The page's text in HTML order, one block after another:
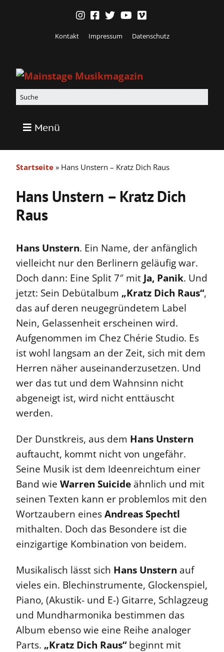
Kontakt Impressum Datenschutz
Menü
Startseite » Hans Unstern – Kratz Dich Raus
Hans Unstern – Kratz Dich
Raus
Hans Unstern. Ein Name, der anfänglich
vielleicht nur den Berlinern geläufig war.
Doch dann: Eine Split 7″ mit Ja, Panik. Und
jetzt: Sein Debütalbum „Kratz Dich Raus“,
das auf deren neugegründetem Label
Nein, Gelassenheit erscheinen wird.
Aufgenommen im Chez Chérie Studio. Es
ist wohl langsam an der Zeit, sich mit dem
Herren näher auseinanderzusetzen. Und
wer das tut und dem Wahnsinn nicht
abgeneigt ist, wird nicht enttäuscht
werden.
Der Dunstkreis, aus dem Hans Unstern
auftaucht, kommt nicht von ungefähr.
Seine Musik ist dem Ideenreichtum einer
Band wie Warren Suicide ähnlich und mit
seinen Texten kann er problemlos mit den
Wortzaubern einesAndreas Spechtl
mithalten. Doch das Besondere ist die
einzigartige Kombination von beidem.
Musikalisch lässt sich Hans Unstern auf
vieles ein. Blechinstrumente, Glockenspiel,
Piano, (Akustik- und E-) Gitarre, Schlagzeug
und Mundharmonika bestimmen das
Album ebenso wie eine Reihe analoger
Parts. „Kratz Dich Raus“beginnt mit